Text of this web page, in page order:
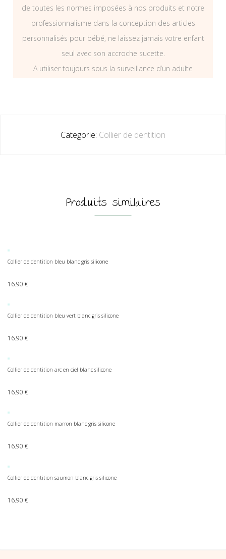
de toutes les normes imposées à nos produits et notre
professionnalisme dans la conception des articles
personnalisés pour bébé, ne laissez jamais votre enfant
seul avec son accroche sucette.
A utiliser toujours sous la surveillance d’un adulte
Categorie: Collier de dentition
Produits similaires
Collier de dentition bleu blanc gris silicone
16.90 €
Collier de dentition bleu vert blanc gris silicone
16.90 €
Collier de dentition arc en ciel blanc silicone
16.90 €
Collier de dentition marron blanc gris silicone
16.90 €
Collier de dentition saumon blanc gris silicone
16.90 €